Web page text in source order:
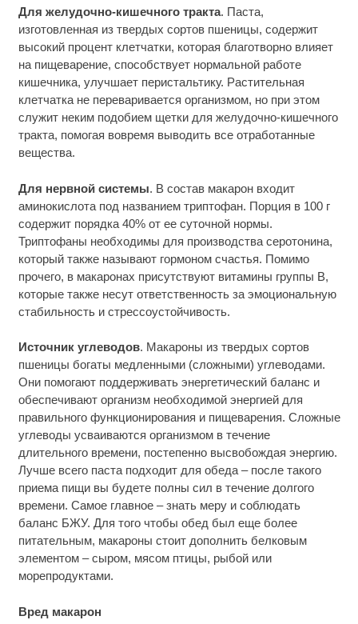
Для желудочно-кишечного тракта. Паста,
изготовленная из твердых сортов пшеницы, содержит
высокий процент клетчатки, которая благотворно влияет
на пищеварение, способствует нормальной работе
кишечника, улучшает перистальтику. Растительная
клетчатка не переваривается организмом, но при этом
служит неким подобием щетки для желудочно-кишечного
тракта, помогая вовремя выводить все отработанные
вещества.
Для нервной системы. В состав макарон входит
аминокислота под названием триптофан. Порция в 100 г
содержит порядка 40% от ее суточной нормы.
Триптофаны необходимы для производства серотонина,
который также называют гормоном счастья. Помимо
прочего, в макаронах присутствуют витамины группы В,
которые также несут ответственность за эмоциональную
стабильность и стрессоустойчивость.
Источник углеводов. Макароны из твердых сортов
пшеницы богаты медленными (сложными) углеводами.
Они помогают поддерживать энергетический баланс и
обеспечивают организм необходимой энергией для
правильного функционирования и пищеварения. Сложные
углеводы усваиваются организмом в течение
длительного времени, постепенно высвобождая энергию.
Лучше всего паста подходит для обеда – после такого
приема пищи вы будете полны сил в течение долгого
времени. Самое главное – знать меру и соблюдать
баланс БЖУ. Для того чтобы обед был еще более
питательным, макароны стоит дополнить белковым
элементом – сыром, мясом птицы, рыбой или
морепродуктами.
Вред макарон